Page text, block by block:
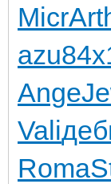
Micr
azu
Ange
Vali
Roma